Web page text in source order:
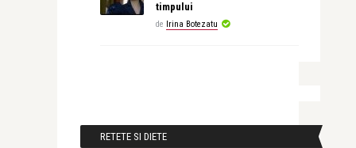
timpului
de Irina Botezatu
RETETE SI DIETE